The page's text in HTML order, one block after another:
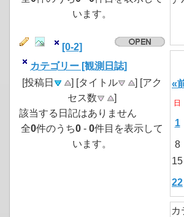
います。
[0-2]
カテゴリー [観測日誌]
[投稿日
] [タイトル
] [アク
セス数
]
該当する日記はありません
全0件のうち0 - 0件目を表示して
います。
«
日
1
8
15
22
カ